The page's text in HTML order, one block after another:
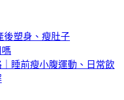
後塑身、瘦肚子
睡前瘦小腹運動、日常飲